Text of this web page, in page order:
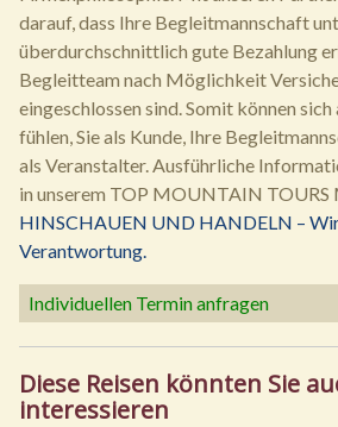
darauf, dass Ihre Begleitmannschaft
überdurchschnittlich gute Bezahlung
Begleitteam nach Möglichkeit
eingeschlossen sind. Somit können
fühlen, Sie als Kunde, Ihre
als Veranstalter. Ausführliche
in unserem TOP MOUNTAIN
HINSCHAUEN UND HANDELN –
Verantwortung.
Individuellen Termin anfragen
Diese Reisen könnten Sie
interessieren